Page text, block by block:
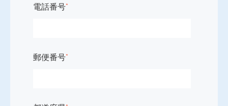
電話番号*
郵便番号*